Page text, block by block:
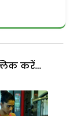
करें...